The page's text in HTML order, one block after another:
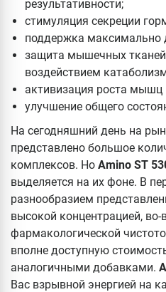
результативности;
стимуляция секреции
поддержка максимально
защита мышечных
воздействием
активизация роста мышц
улучшение общего
На сегодняшний день на
представлено большое
комплексов. Но Amino ST
выделяется на их фоне. В
разнообразием
высокой концентрацией,
фармакологической
вполне доступную
аналогичными добавками.
Вас взрывной энергией на